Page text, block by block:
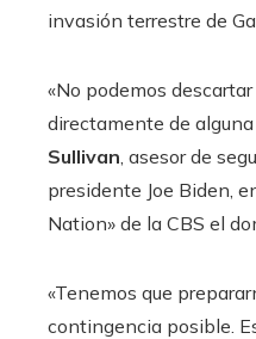
invasión terrestre de
«No podemos
directamente de alguna
Sullivan , asesor de
presidente Joe Biden,
Nation» de la CBS el
«Tenemos que
contingencia posible.